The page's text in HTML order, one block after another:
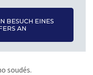
soudés.
BESUCH EINES
AN